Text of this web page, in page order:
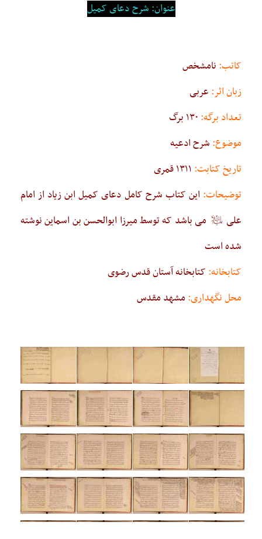
عنوان: شرح دعای کمیل
کاتب:نامشخص
زبان اثر:عربی
تعداد برگه:۱۳۰ برگ
موضوع:شرح ادعیه
تاریخ کتابت:۱۳۱۱ قمری
توضیحات:این کتاب شرح کامل دعای کمیل ابن زیاد از امام
علیعليه‌السلاممی باشد که توسط میرزا ابوالحسن بن اسماین نوشته
شده است
کتابخانه:کتابخانه آستان قدس رضوی
محل نگهداری:مشهد مقدس